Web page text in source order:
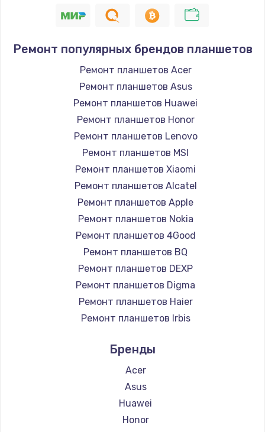
910 руб.
Заказать
Ремонт подсветки
1150 руб.
Заказать
Настройка ОС
1320 руб.
Чистка от пыли
Заказать
Заказать
Установка драйверов
875 руб.
Заказать
Ремонт популярных брендов планшетов
Ремонт планшетов Acer
Ремонт планшетов Asus
Ремонт планшетов Huawei
Ремонт планшетов Honor
Ремонт планшетов Lenovo
Ремонт планшетов MSI
Ремонт планшетов Xiaomi
Ремонт планшетов Alcatel
Ремонт планшетов Apple
Ремонт планшетов Nokia
Ремонт планшетов 4Good
Ремонт планшетов BQ
Ремонт планшетов DEXP
Ремонт планшетов Digma
Ремонт планшетов Haier
Ремонт планшетов Irbis
Ремонт планшетов Microsoft
Ремонт планшетов BlackView
Ремонт планшетов Amazon
Ремонт планшетов Aquarius
Ремонт планшетов Philips
Бренды
Acer
Asus
Huawei
Honor